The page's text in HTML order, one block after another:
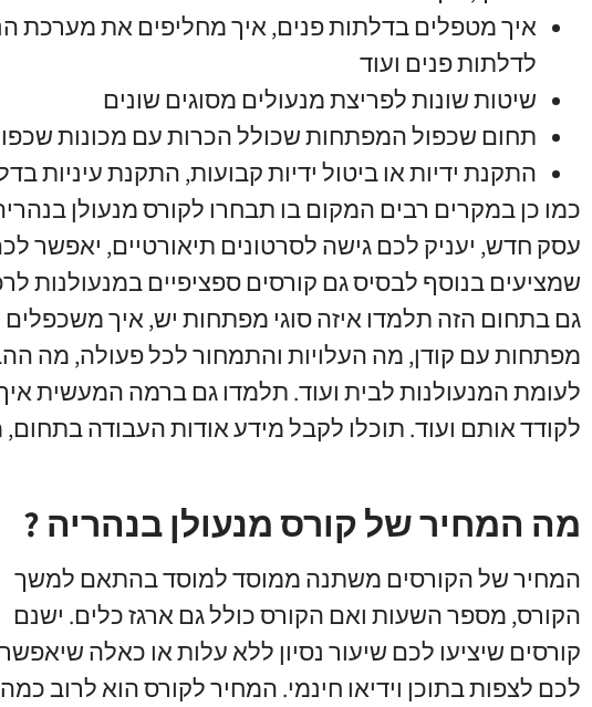
איך מטפלים בדלתות פנים,איך מחליפים את מערכת
לדלתות פנים ועוד
שיטות שונות לפריצת מנעולים מסוגים שונים
תחום שכפול המפתחות שכולל הכרות עם מכונות
התקנת ידיות או ביטול ידיות קבועות, התקנת עיניות
כמו כן במקרים רבים המקום בו תבחרו לקורס מנעולן
עסק חדש, יעניק לכם גישה לסרטונים תיאורטיים, יאפשר
שמציעים בנוסף לבסיס גם קורסים ספציפיים במנעולנות
גם בתחום הזה תלמדו איזה סוגי מפתחות יש,איך
מפתחות עם קודן, מה העלויות והתמחור לכל פעולה, מה
לעומת המנעולנות לבית ועוד. תלמדו גם ברמה המעשית
לקודד אותם ועוד. תוכלו לקבל מידע אודות העבודה בתחום,
מה המחיר של קורס מנעולן בנהריה ?
המחיר של הקורסים משתנה ממוסד למוסד בהתאם למשך
הקורס, מספר השעות ואם הקורס כולל גם ארגז כלים. ישנם
קורסים שיציעו לכם שיעור נסיון ללא עלות או כאלה שיאפשר
לכם לצפות בתוכן וידיאו חינמי. המחיר לקורס הוא לרוב כמה